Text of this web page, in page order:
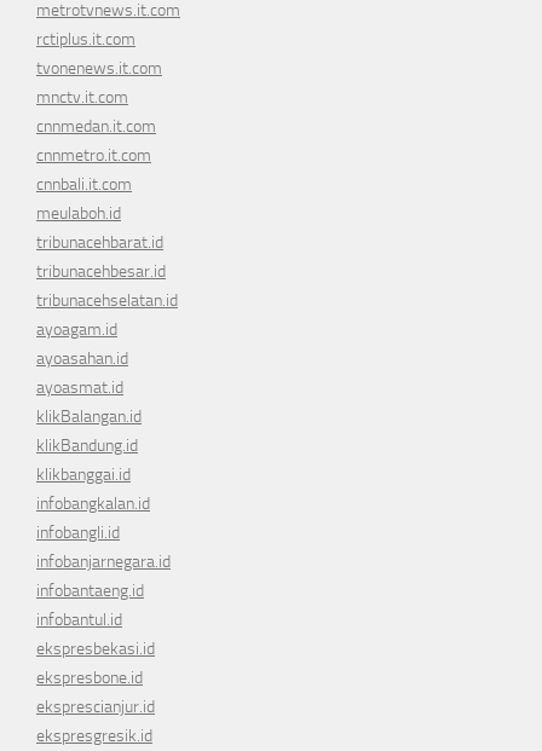
metrotvnews.it.com
rctiplus.it.com
tvonenews.it.com
mnctv.it.com
cnnmedan.it.com
cnnmetro.it.com
cnnbali.it.com
meulaboh.id
tribunacehbarat.id
tribunacehbesar.id
tribunacehselatan.id
ayoagam.id
ayoasahan.id
ayoasmat.id
klikBalangan.id
klikBandung.id
klikbanggai.id
infobangkalan.id
infobangli.id
infobanjarnegara.id
infobantaeng.id
infobantul.id
ekspresbekasi.id
ekspresbone.id
eksprescianjur.id
ekspresgresik.id